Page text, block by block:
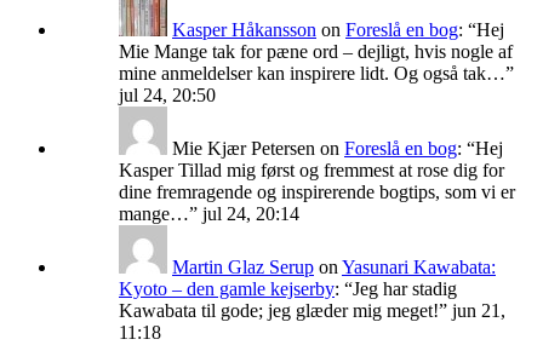
Kasper Håkansson on Foreslå en bog: “Hej
Mie Mange tak for pæne ord – dejligt, hvis nogle af
mine anmeldelser kan inspirere lidt. Og også tak…”
jul 24, 20:50
Mie Kjær Petersen on Foreslå en bog: “Hej
Kasper Tillad mig først og fremmest at rose dig for
dine fremragende og inspirerende bogtips, som vi er
mange…” jul 24, 20:14
Martin Glaz Serup on Yasunari Kawabata:
Kyoto – den gamle kejserby: “Jeg har stadig
Kawabata til gode; jeg glæder mig meget!” jun 21,
11:18